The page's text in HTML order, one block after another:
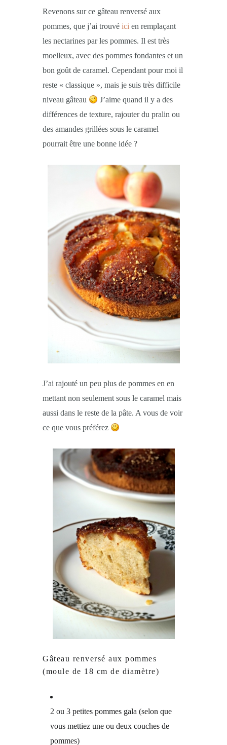
Revenons sur ce gâteau renversé aux
pommes, que j’ai trouvé ici en remplaçant
les nectarines par les pommes. Il est très
moelleux, avec des pommes fondantes et un
bon goût de caramel. Cependant pour moi il
reste « classique », mais je suis très difficile
niveau gâteau
J’aime quand il y a des
différences de texture, rajouter du pralin ou
des amandes grillées sous le caramel
pourrait être une bonne idée ?
J’ai rajouté un peu plus de pommes en en
mettant non seulement sous le caramel mais
aussi dans le reste de la pâte. A vous de voir
ce que vous préférez
Gâteau renversé aux pommes
(moule de 18 cm de diamètre)
2 ou 3 petites pommes gala (selon que
vous mettiez une ou deux couches de
pommes)